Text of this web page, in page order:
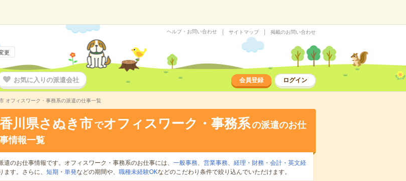
更
ヘルプ・お問い合わせ サイトマップ 掲載のお問い合わせ
お気に入りの派遣会社 会員登録 ログイン
オフィスワーク・事務系の派遣の仕事一覧
香川県さぬき市 でオフィスワーク・事務系の派遣のお仕
事情報一覧
遣のお仕事情報です。オフィスワーク・事務系のお仕事には、 一般事務、 営業事務、 経理・財務・会計・英文経
ます。さらに、 短期 ・ 単発などの期間や、 職種未経験OKなどのこだわり条件で絞り込んでいただけます。